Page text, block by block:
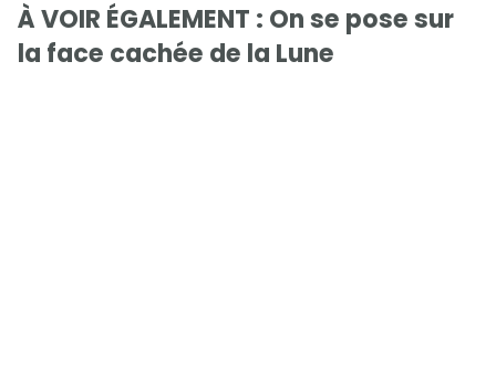
À VOIR ÉGALEMENT : On se pose sur
la face cachée de la Lune